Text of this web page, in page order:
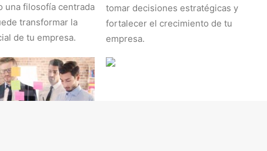
una filosofía centrada
transformar la
de tu empresa.
tomar decisiones estratégicas y
fortalecer el crecimiento de tu
empresa.